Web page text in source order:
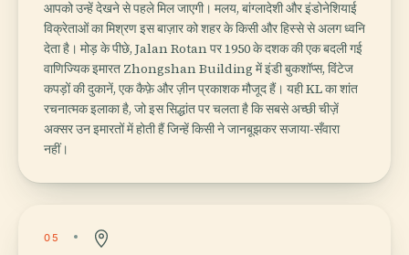
आपको उन्हें देखने से पहले मिल जाएगी। मलय, बांग्लादेशी और इंडोनेशियाई
विक्रेताओं का मिश्रण इस बाज़ार को शहर के किसी और हिस्से से अलग ध्वनि
देता है। मोड़ के पीछे, Jalan Rotan पर 1950 के दशक की एक बदली गई
वाणिज्यिक इमारत Zhongshan Building में इंडी बुकशॉप्स, विंटेज
कपड़ों की दुकानें, एक कैफ़े और ज़ीन प्रकाशक मौजूद हैं। यही KL का शांत
रचनात्मक इलाका है, जो इस सिद्धांत पर चलता है कि सबसे अच्छी चीज़ें
अक्सर उन इमारतों में होती हैं जिन्हें किसी ने जानबूझकर सजाया-सँवारा
नहीं।
05